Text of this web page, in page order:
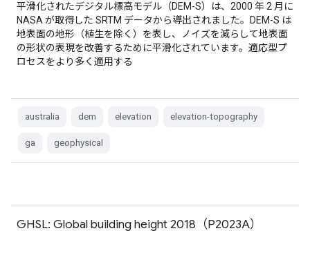
平滑化されたデジタル標高モデル（DEM-S）は、2000 年 2 月に
NASA が取得した SRTM データから導出されました。DEM-S は
地表面の地形（植生を除く）を表し、ノイズを減らして地表面
の形状の表現を改善するために平滑化されています。適応型プ
ロセスをより多く適用する
australia dem elevation elevation-topography
ga geophysical
GHSL: Global building height 2018（P2023A）